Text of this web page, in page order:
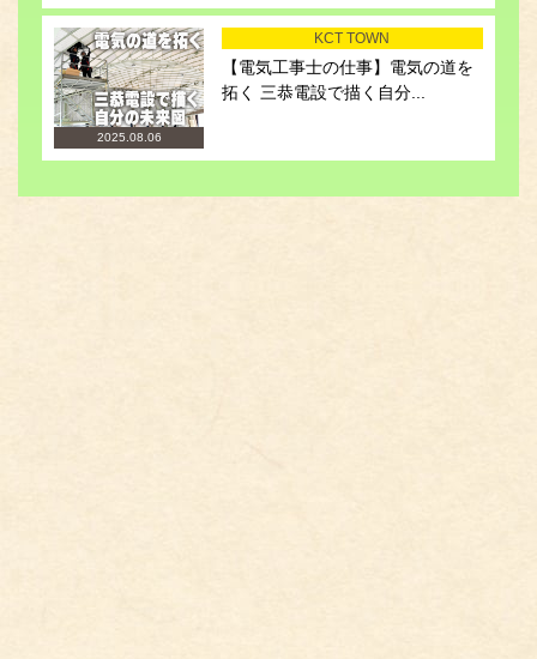
2025.08.06
KCT TOWN
【電気工事士の仕事】電気の道を
拓く 三恭電設で描く自分...